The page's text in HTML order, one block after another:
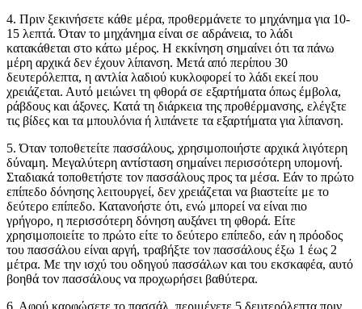
4. Πριν ξεκινήσετε κάθε μέρα, προθερμάνετε το μηχάνημα για 10-
15 λεπτά. Όταν το μηχάνημα είναι σε αδράνεια, το λάδι
κατακάθεται στο κάτω μέρος. Η εκκίνηση σημαίνει ότι τα πάνω
μέρη αρχικά δεν έχουν λίπανση. Μετά από περίπου 30
δευτερόλεπτα, η αντλία λαδιού κυκλοφορεί το λάδι εκεί που
χρειάζεται. Αυτό μειώνει τη φθορά σε εξαρτήματα όπως έμβολα,
ράβδους και άξονες. Κατά τη διάρκεια της προθέρμανσης, ελέγξτε
τις βίδες και τα μπουλόνια ή λιπάνετε τα εξαρτήματα για λίπανση.
5. Όταν τοποθετείτε πασσάλους, χρησιμοποιήστε αρχικά λιγότερη
δύναμη. Μεγαλύτερη αντίσταση σημαίνει περισσότερη υπομονή.
Σταδιακά τοποθετήστε τον πασσάλους προς τα μέσα. Εάν το πρώτο
επίπεδο δόνησης λειτουργεί, δεν χρειάζεται να βιαστείτε με το
δεύτερο επίπεδο. Κατανοήστε ότι, ενώ μπορεί να είναι πιο
γρήγορο, η περισσότερη δόνηση αυξάνει τη φθορά. Είτε
χρησιμοποιείτε το πρώτο είτε το δεύτερο επίπεδο, εάν η πρόοδος
του πασσάλου είναι αργή, τραβήξτε τον πασσάλους έξω 1 έως 2
μέτρα. Με την ισχύ του οδηγού πασσάλων και του εκσκαφέα, αυτό
βοηθά τον πασσάλους να προχωρήσει βαθύτερα.